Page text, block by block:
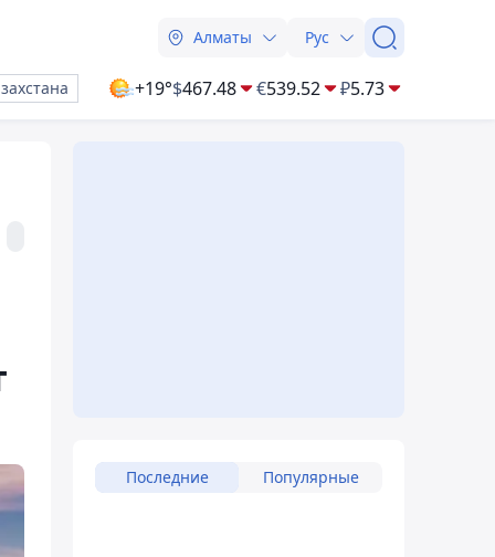
Алматы Рус
+19°$467.48 €539.52 ₽5.73
Последние Популярные